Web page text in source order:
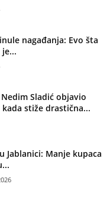
nagađanja: Evo šta
Sladić objavio
stiže drastična...
Jablanici: Manje kupaca